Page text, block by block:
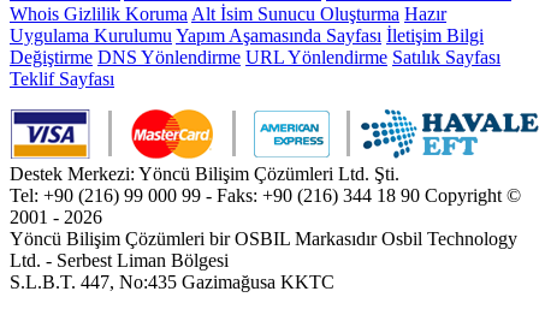
Whois Gizlilik Koruma Alt İsim Sunucu Oluşturma Hazır
Uygulama Kurulumu Yapım Aşamasında Sayfası İletişim Bilgi
Değiştirme DNS Yönlendirme URL Yönlendirme Satılık Sayfası
Teklif Sayfası
Destek Merkezi: Yöncü Bilişim Çözümleri Ltd. Şti.
Tel: +90 (216) 99 000 99 - Faks: +90 (216) 344 18 90 Copyright ©
2001 - 2026
Yöncü Bilişim Çözümleri bir OSBIL Markasıdır Osbil Technology
Ltd. - Serbest Liman Bölgesi
S.L.B.T. 447, No:435 Gazimağusa KKTC